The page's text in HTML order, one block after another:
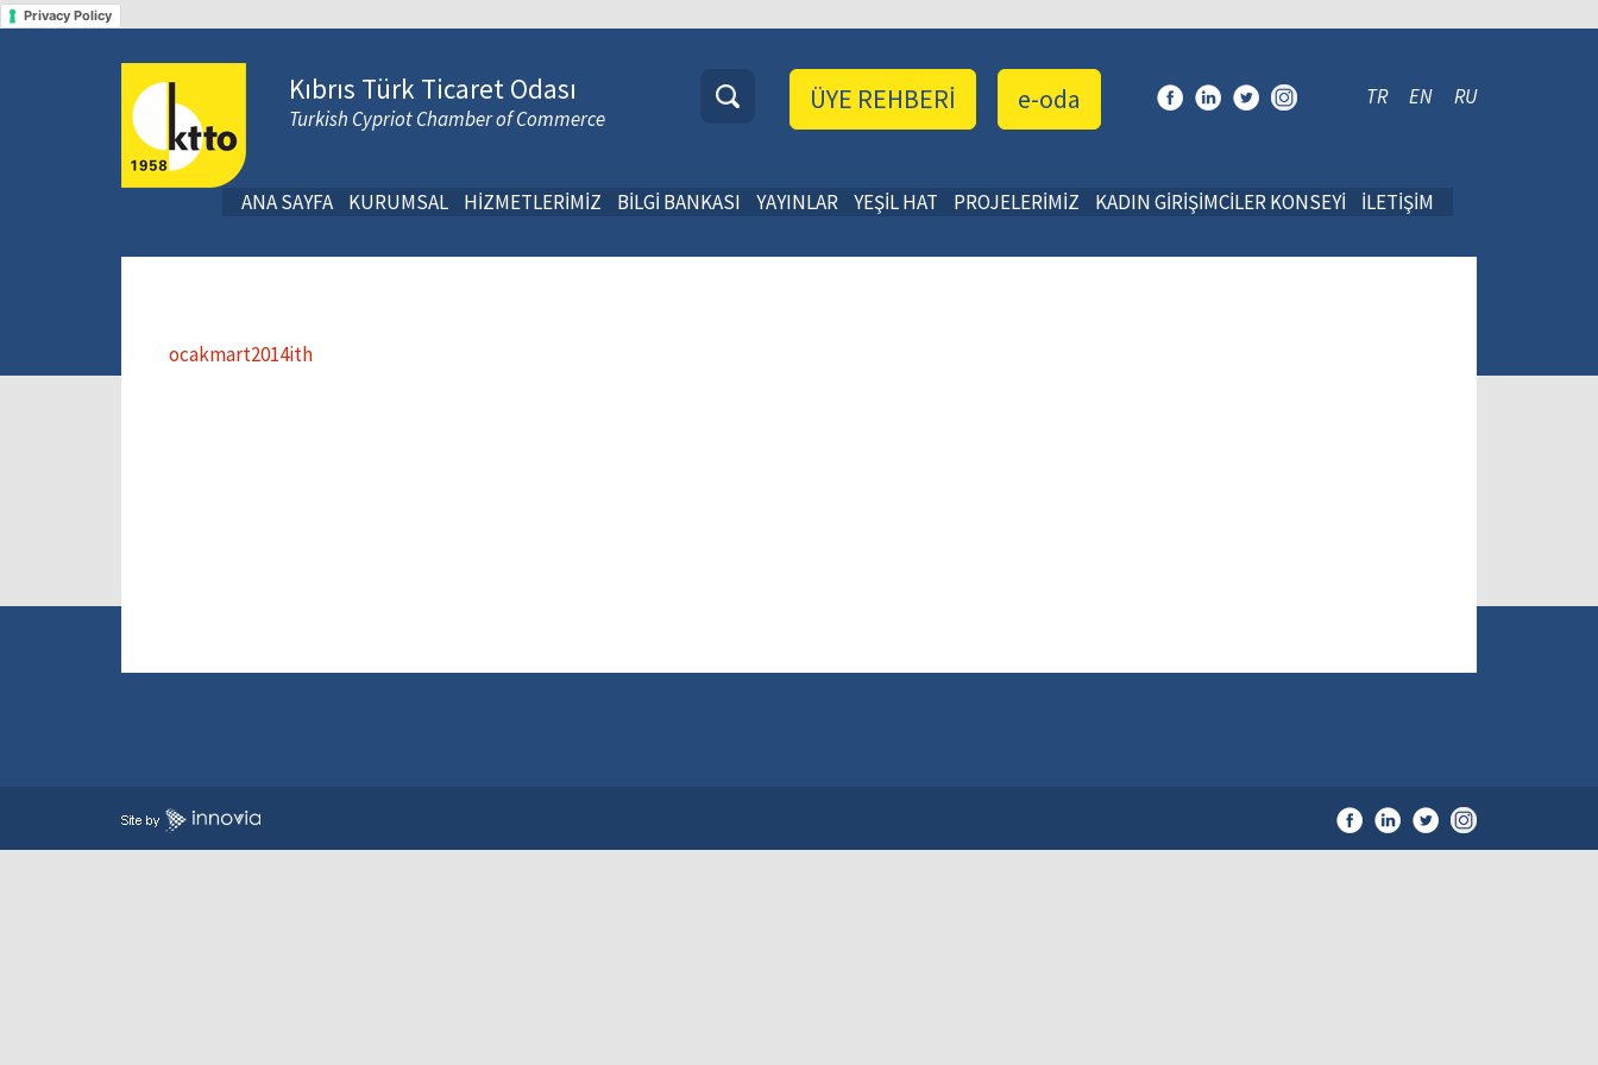
Privacy Policy
Kıbrıs Türk Ticaret Odası
Turkish Cypriot Chamber of Commerce
TR EN RU
e-oda
ÜYE REHBERİ
ANA SAYFA KURUMSAL HİZMETLERİMİZ BİLGİ BANKASI YAYINLAR YEŞİL HAT PROJELERİMİZ KADIN GİRİŞİMCİLER KONSEYİ İLETİŞİM
ocakmart2014ith